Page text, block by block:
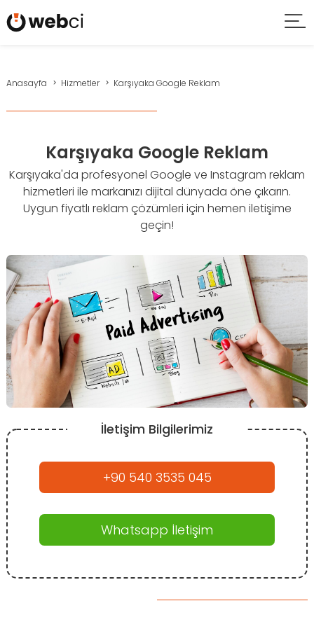
Anasayfa Hizmetler Karşıyaka Google Reklam
Karşıyaka Google Reklam
Karşıyaka'da profesyonel Google ve Instagram reklam
hizmetleri ile markanızı dijital dünyada öne çıkarın.
Uygun fiyatlı reklam çözümleri için hemen iletişime
geçin!
İletişim Bilgilerimiz
+90 540 3535 045
Whatsapp İletişim